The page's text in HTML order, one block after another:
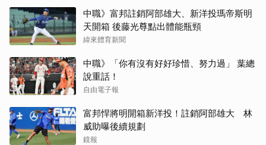
中職》富邦註銷阿部雄大、新洋投瑪帝斯明
天開箱 後藤光尊點出體能瓶頸
緯來體育新聞
中職》「你有沒有好好珍惜、努力過」 葉總
說重話！
自由電子報
富邦悍將明開箱新洋投！註銷阿部雄大 林
威助曝後續規劃
鏡報